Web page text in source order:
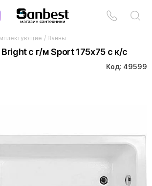
/ Ванны
с г/м Sport 175x75 с к/с
Код: 49599